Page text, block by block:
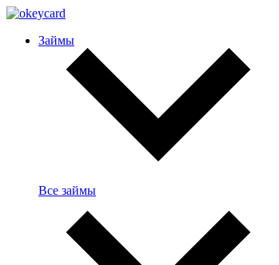
Займы
Все займы